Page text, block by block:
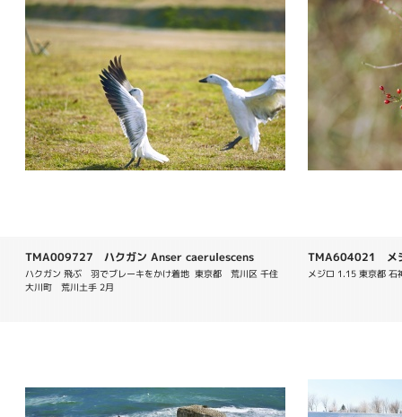
TMA009727 ハクガン Anser caerulescens
ハクガン 飛ぶ　羽でブレーキをかけ着地  東京都　荒川区 千住
大川町　荒川土手 2月
TMA604021 メ
メジロ 1.15 東京都 石